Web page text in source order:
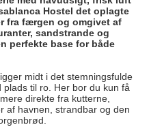
Hostel det oplagte
fra færgen og omgivet af
sandstrande og
perfekte base for både
midt i det stemningsfulde
til ro. Her bor du kun få
direkte fra kutterne,
af havnen, strandbar og den